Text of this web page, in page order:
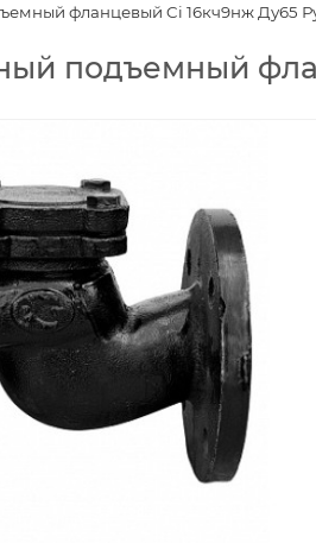
фланцевый Ci 16кч9нж Ду65
подъемный